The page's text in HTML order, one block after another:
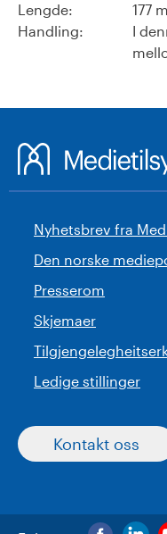
Lengde:
177
Handling:
I
Nyhetsbrev fra
Den norske
Presserom
Skjemaer
Ledige stillinger
Kontakt oss